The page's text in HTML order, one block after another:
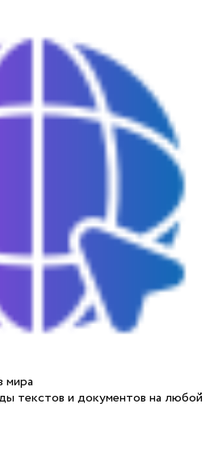
мира
текстов и документов на любой